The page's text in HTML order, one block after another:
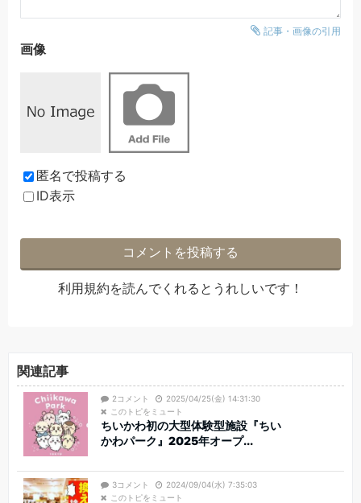
記事・画像の引用
画像
匿名で投稿する
ID表示
利用規約を読んでくれるとうれしいです！
関連記事
2コメント
2025/04/25(金) 14:31:30
このトピをミュート
ちいかわ初の大型体験型施設『ちい
かわパーク』2025年オープ...
3コメント
2024/09/04(水) 7:35:03
このトピをミュート